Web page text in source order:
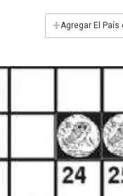
+Agregar El País